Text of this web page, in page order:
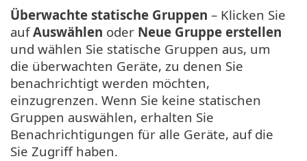
Überwachte statische Gruppen – Klicken Sie
aufAuswählen oder Neue Gruppe erstellen
und wählen Sie statische Gruppen aus, um
die überwachten Geräte, zu denen Sie
benachrichtigt werden möchten,
einzugrenzen. Wenn Sie keine statischen
Gruppen auswählen, erhalten Sie
Benachrichtigungen für alle Geräte, auf die
Sie Zugriff haben.